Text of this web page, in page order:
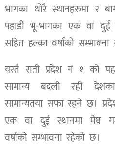
भागका थोरै स्थानहरुमा र
पहाडी भू-भागका एक वा दुई
सहित हल्का वर्षाको
यस्तै राती प्रदेश नं १ को
सामान्य बदली रही
सामान्यतया सफा रहने छ।
एक वा दुई स्थानमा मेघ
वर्षाको सम्भावना रहेको छ।